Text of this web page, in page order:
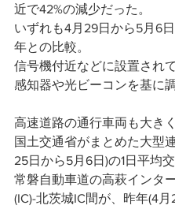
近で42%の減少だった。
いずれも4月29日から5月6
年との比較。
信号機付近などに設置され
感知器や光ビーコンを基に
高速道路の通行車両も大きく
国土交通省がまとめた大型
25日から5月6日)の1日平均交
常磐自動車道の高萩インタ
(IC)-北茨城IC間が、昨年(4